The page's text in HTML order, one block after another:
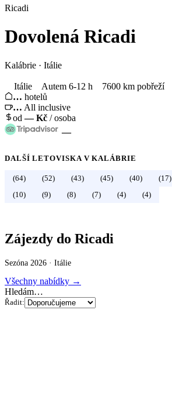
Ricadi
Dovolená Ricadi
Kalábrie · Itálie
Itálie Autem 6-12 h
7600 km pobřeží
… hotelů
… All inclusive
od—Kč / osoba
—
DALŠÍ LETOVISKA VKALÁBRIE
(64) (52) (43) (45) (40) (17)
(10)
(9) (8) (7) (4) (4)
Zájezdy do Ricadi
Sezóna 2026 · Itálie
Všechny nabídky →
Hledám…
Řadit: